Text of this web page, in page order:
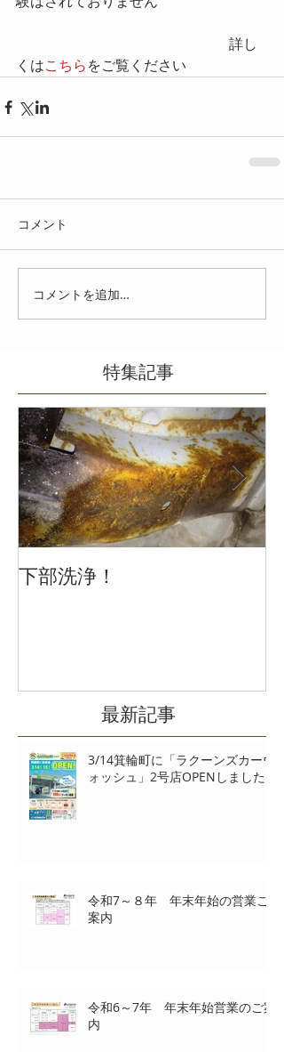
詳し
くはこちら をご覧ください
コメント
コメントを追加…
特集記事
下部洗浄！
最新記事
3/14箕輪町に「ラクーンズカーウ
ォッシュ」2号店OPENしました‼
令和7～８年 年末年始の営業ご
案内
令和6～7年 年末年始営業のご案
内